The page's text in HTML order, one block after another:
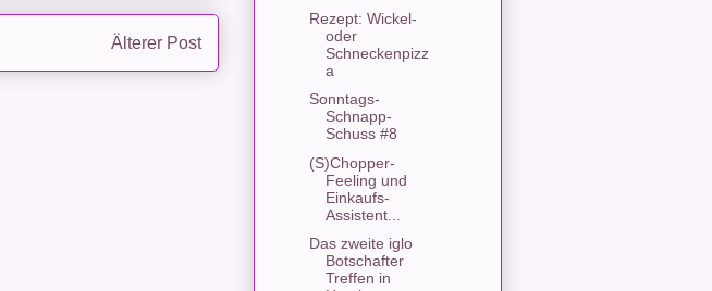
Älterer Post
Rezept: Wickel-
oder
Schneckenpizz
a
Sonntags-
Schnapp-
Schuss #8
(S)Chopper-
Feeling und
Einkaufs-
Assistent...
Das zweite iglo
Botschafter
Treffen in